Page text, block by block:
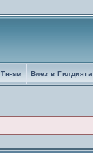
Влез в Гилдията
Tн-sм